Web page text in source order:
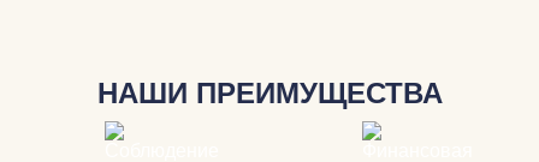
НАШИ ПРЕИМУЩЕСТВА